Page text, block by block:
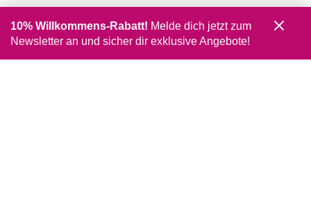
10% Willkommens-Rabatt! Melde dich jetzt zum
Newsletter an und sicher dir exklusive Angebote!